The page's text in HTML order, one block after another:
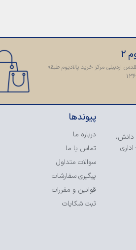
2
اردبیلی مرکز خرید پالادیوم طبقه
دانش،
پیوندها
درباره ما
تماس با ما
سوالات متداول
پیگیری سفارشات
قوانین و مقررات
ثبت شکایات